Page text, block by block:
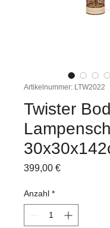
Artikelnummer: LTW2022
Twister
399,00 €Preis
Anzahl *